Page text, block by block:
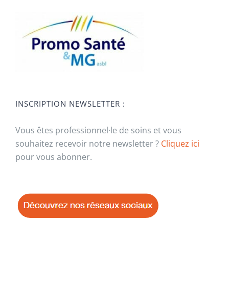
INSCRIPTION NEWSLETTER :
Vous êtes professionnel·le de soins et vous
souhaitez recevoir notre newsletter ? Cliquez ici
pour vous abonner.